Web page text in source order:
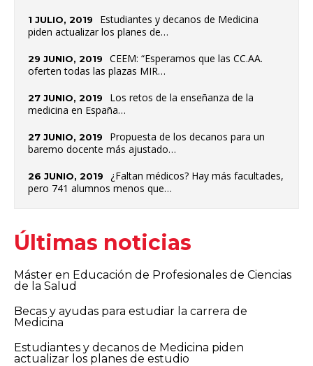
1 JULIO, 2019
Estudiantes y decanos de Medicina
piden actualizar los planes de…
29 JUNIO, 2019
CEEM: “Esperamos que las CC.AA.
oferten todas las plazas MIR…
27 JUNIO, 2019
Los retos de la enseñanza de la
medicina en España…
27 JUNIO, 2019
Propuesta de los decanos para un
baremo docente más ajustado…
26 JUNIO, 2019
¿Faltan médicos? Hay más facultades,
pero 741 alumnos menos que…
Últimas noticias
Máster en Educación de Profesionales de Ciencias
de la Salud
Becas y ayudas para estudiar la carrera de
Medicina
Estudiantes y decanos de Medicina piden
actualizar los planes de estudio